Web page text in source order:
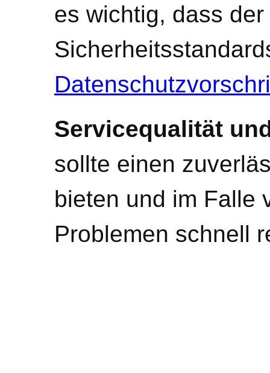
es wichtig, dass
Servicequalität
sollte einen
bieten und im Falle
Problemen schnell